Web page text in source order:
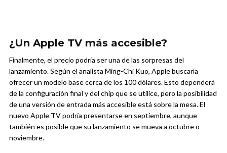
¿Un Apple TV más accesible?
Finalmente, el precio podría ser una de las sorpresas del
lanzamiento. Según el analista Ming-Chi Kuo, Apple buscaría
ofrecer un modelo base cerca de los 100 dólares. Esto dependerá
de la configuración final y del chip que se utilice, pero la posibilidad
de una versión de entrada más accesible está sobre la mesa. El
nuevo Apple TV podría presentarse en septiembre, aunque
también es posible que su lanzamiento se mueva a octubre o
noviembre.